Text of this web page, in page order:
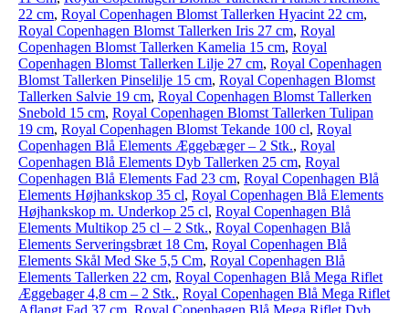
22 cm, Royal Copenhagen Blomst Tallerken Hyacint 22 cm,
Royal Copenhagen Blomst Tallerken Iris 27 cm, Royal
Copenhagen Blomst Tallerken Kamelia 15 cm, Royal
Copenhagen Blomst Tallerken Lilje 27 cm, Royal Copenhagen
Blomst Tallerken Pinselilje 15 cm, Royal Copenhagen Blomst
Tallerken Salvie 19 cm, Royal Copenhagen Blomst Tallerken
Snebold 15 cm, Royal Copenhagen Blomst Tallerken Tulipan
19 cm, Royal Copenhagen Blomst Tekande 100 cl, Royal
Copenhagen Blå Elements Æggebæger – 2 Stk., Royal
Copenhagen Blå Elements Dyb Tallerken 25 cm, Royal
Copenhagen Blå Elements Fad 23 cm, Royal Copenhagen Blå
Elements Højhankskop 35 cl, Royal Copenhagen Blå Elements
Højhankskop m. Underkop 25 cl, Royal Copenhagen Blå
Elements Multikop 25 cl – 2 Stk., Royal Copenhagen Blå
Elements Serveringsbræt 18 Cm, Royal Copenhagen Blå
Elements Skål Med Ske 5,5 Cm, Royal Copenhagen Blå
Elements Tallerken 22 cm, Royal Copenhagen Blå Mega Riflet
Æggebager 4,8 cm – 2 Stk., Royal Copenhagen Blå Mega Riflet
Aflangt Fad 37 cm, Royal Copenhagen Blå Mega Riflet Dyb